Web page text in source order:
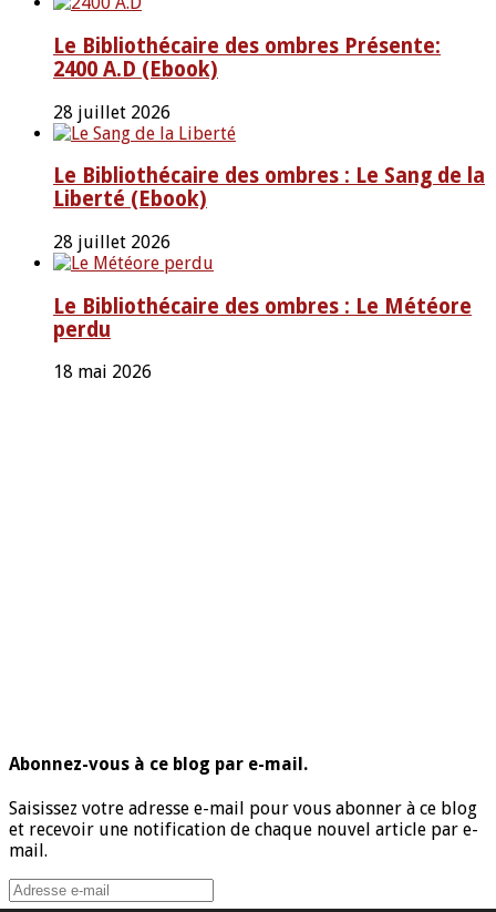
Le Bibliothécaire des ombres Présente:
2400 A.D (Ebook)
28 juillet 2026
Le Bibliothécaire des ombres : Le Sang de la
Liberté (Ebook)
28 juillet 2026
Le Bibliothécaire des ombres : Le Météore
perdu
18 mai 2026
Abonnez-vous à ce blog par e-mail.
Saisissez votre adresse e-mail pour vous abonner à ce blog
et recevoir une notification de chaque nouvel article par e-
mail.
Adresse